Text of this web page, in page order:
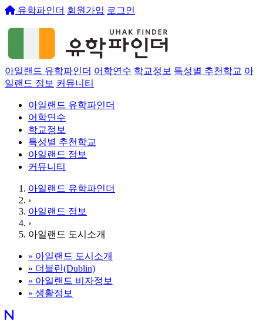
유학파인더 회원가입 로그인
아일랜드 유학파인더 어학연수 학교정보 특성별 추천학교 아
일랜드 정보 커뮤니티
아일랜드 유학파인더
어학연수
학교정보
특성별 추천학교
아일랜드 정보
커뮤니티
아일랜드 유학파인더
›
아일랜드 정보
›
아일랜드 도시소개
» 아일랜드 도시소개
» 더블린(Dublin)
» 아일랜드 비자정보
» 생활정보